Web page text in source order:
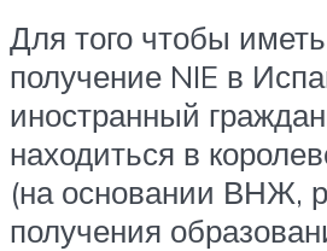
Для того чтобы
получение NIE в
иностранный
находиться в
(на основании ВНЖ,
получения